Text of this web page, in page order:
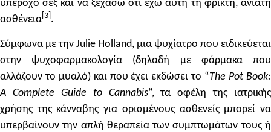
υπέροχο σεξ και να ξεχάσω ότι έχω αυτή τη φρικτή, ανίατη
ασθένεια 3 .
Σύμφωνα με την Julie Holland, μια ψυχίατρο που ειδικεύεται
στην ψυχοφαρμακολογία (δηλαδή με φάρμακα που
αλλάζουν το μυαλό) και που έχει εκδώσει το “The Pot Book:
A Complete Guide to Cannabis”, τα οφέλη της ιατρικής
χρήσης της κάνναβης για ορισμένους ασθενείς μπορεί να
υπερβαίνουν την απλή θεραπεία των συμπτωμάτων τους ή